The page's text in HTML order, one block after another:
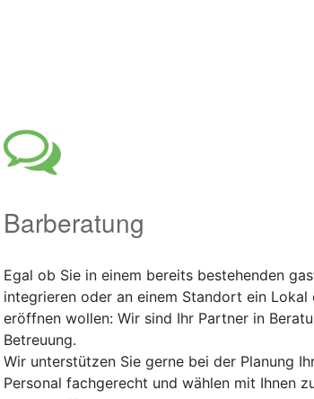
Barberatung
Egal ob Sie in einem bereits bestehenden
integrieren oder an einem Standort ein
eröffnen wollen: Wir sind Ihr Partner in
Betreuung.
Wir unterstützen Sie gerne bei der Planung
Personal fachgerecht und wählen mit Ihnen